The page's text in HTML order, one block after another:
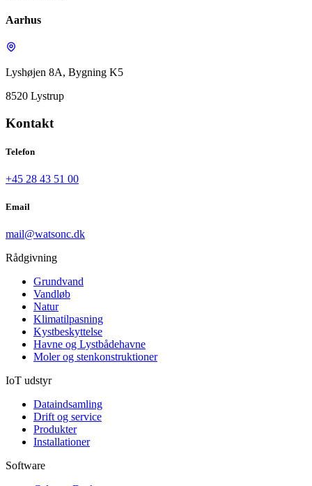
Aarhus
Lyshøjen 8A, Bygning K5
8520 Lystrup
Kontakt
Telefon
+45 28 43 51 00
Email
mail@watsonc.dk
Rådgivning
Grundvand
Vandløb
Natur
Klimatilpasning
Kystbeskyttelse
Havne og Lystbådehavne
Moler og stenkonstruktioner
IoT udstyr
Dataindsamling
Drift og service
Produkter
Installationer
Software